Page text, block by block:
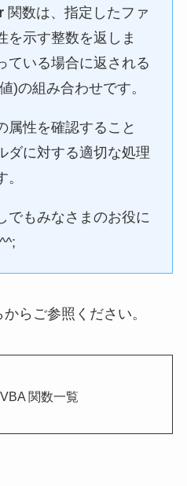
関数は、指定したファ
を示す整数を返しま
ている場合に返される
)の組み合わせです。
属性を確認すること
ダに対する適切な処理
でもみなさまのお役に
らご参照ください。
関数一覧